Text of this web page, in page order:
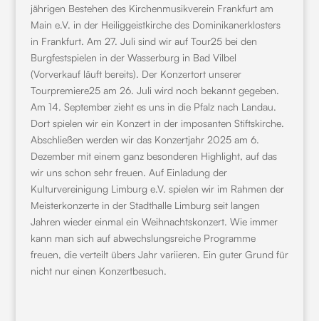
jährigen Bestehen des Kirchenmusikverein Frankfurt am
Main e.V. in der Heiliggeistkirche des Dominikanerklosters
in Frankfurt. Am 27. Juli sind wir auf Tour25 bei den
Burgfestspielen in der Wasserburg in Bad Vilbel
(Vorverkauf läuft bereits). Der Konzertort unserer
Tourpremiere25 am 26. Juli wird noch bekannt gegeben.
Am 14. September zieht es uns in die Pfalz nach Landau.
Dort spielen wir ein Konzert in der imposanten Stiftskirche.
Abschließen werden wir das Konzertjahr 2025 am 6.
Dezember mit einem ganz besonderen Highlight, auf das
wir uns schon sehr freuen. Auf Einladung der
Kulturvereinigung Limburg e.V. spielen wir im Rahmen der
Meisterkonzerte in der Stadthalle Limburg seit langen
Jahren wieder einmal ein Weihnachtskonzert. Wie immer
kann man sich auf abwechslungsreiche Programme
freuen, die verteilt übers Jahr variieren. Ein guter Grund für
nicht nur einen Konzertbesuch.